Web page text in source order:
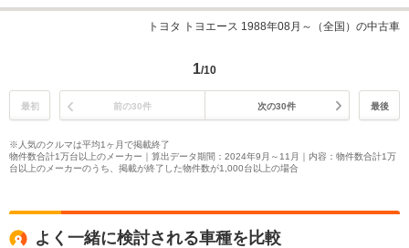
トヨタ トヨエース 1988年08月～（全国）の中古車
1/10
最初 前の30件 次の30件 最後
※人気のクルマは平均1ヶ月で掲載終了
物件数合計1万台以上のメーカー｜算出データ期間：2024年9月～11月｜内容：物件数合計1万
台以上のメーカーのうち、掲載が終了した物件数が1,000台以上の場合
よく一緒に検討される車種を比較